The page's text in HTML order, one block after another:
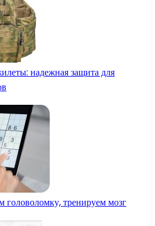
надежная защита для
головоломку, тренируем мозг